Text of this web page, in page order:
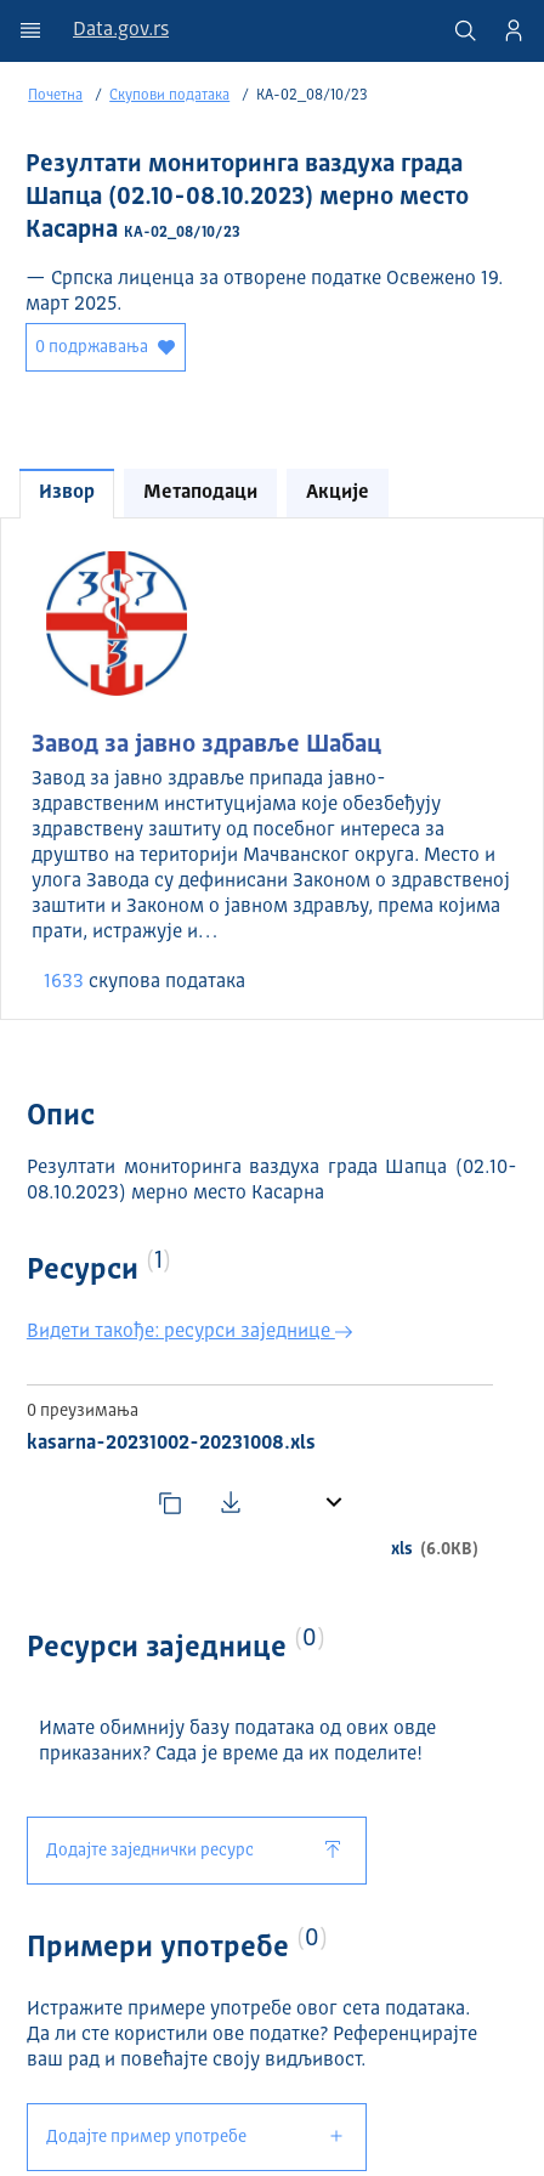
Data.gov.rs
Почетна Скупови података КА-02_08/10/23
Резултати мониторинга ваздуха града
Шапца (02.10-08.10.2023) мерно место
Касарна КА-02_08/10/23
— Српска лиценца за отворене податке Освежено 19.
март 2025.
0 подржавања
Извор Метаподаци Акције
Завод за јавно здравље Шабац
Завод за јавно здравље припада јавно-
здравственим институцијама које обезбеђују
здравствену заштиту од посебног интереса за
друштво на територији Мачванског округа. Место и
улога Завода су дефинисани Законом о здравственој
заштити и Законом о јавном здрављу, према којима
прати, истражује и…
1633 скуповa података
Опис
Резултати мониторинга ваздуха града Шапца (02.10-
08.10.2023) мерно место Касарна
Ресурси 1
Видети такође: ресурси заједнице
0 преузимања
kasarna-20231002-20231008.xls
xls (6.0KB)
Ресурси заједнице 0
Имате обимнију базу података од ових овде
приказаних? Сада је време да их поделите!
Додајте заједнички ресурс
Примери употребе 0
Истражите примере употребе овог сета података.
Да ли сте користили ове податке? Референцирајте
ваш рад и повећајте своју видљивост.
Додајте пример употребе